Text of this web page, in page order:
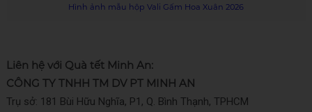
Hình ảnh mẫu hộp Vali Gấm Hoa Xuân 2026
Liên hệ với Quà tết Minh An:
CÔNG TY TNHH TM DV PT MINH AN
Trụ sở: 181 Bùi Hữu Nghĩa, P1, Q. Bình Thạnh, TPHCM